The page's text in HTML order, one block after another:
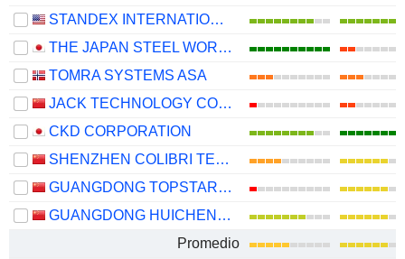
STANDEX INTERNATIONAL CORPORATION
THE JAPAN STEEL WORKS, LTD.
TOMRA SYSTEMS ASA
JACK TECHNOLOGY CO.,LTD
CKD CORPORATION
SHENZHEN COLIBRI TECHNOLOGIES CO., LTD.
GUANGDONG TOPSTAR TECHNOLOGY CO., LTD.
GUANGDONG HUICHENG VACUUM TECHNOLOGY CO., LTD.
Promedio